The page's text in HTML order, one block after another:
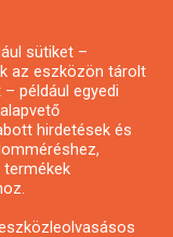
sütiket –
az eszközön tárolt
például egyedi
hirdetések és